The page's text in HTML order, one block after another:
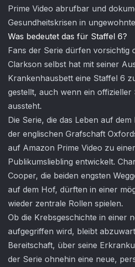
Prime Video abrufbar und
Gesundheitskrisen in
Was bedeutet das für Staffel 6?
Fans der Serie dürfen vorsichtig
Clarkson selbst hat mit seiner
Krankenhausbett eine Staffel 6
gestellt, auch wenn ein
aussteht.
Die Serie, die das Leben auf
der englischen Grafschaft
auf Amazon Prime Video zu
Publikumsliebling entwickelt.
Cooper, die beiden engsten
auf dem Hof, dürften in einer
wieder zentrale Rollen spielen.
Ob die Krebsgeschichte in einer
aufgegriffen wird, bleibt
Bereitschaft, über seine
der Serie ohnehin eine neue,